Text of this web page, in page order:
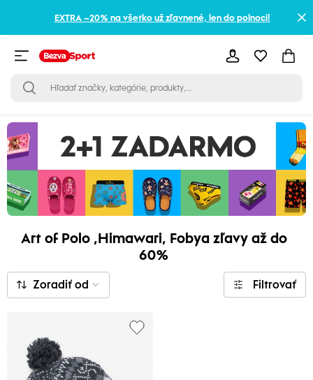
EXTRA –20% na všetko už zľavnené, len do polnoci!
Art of Polo ,Himawari, Fobya zľavy až do
60%
Zoradiť od Filtrovať